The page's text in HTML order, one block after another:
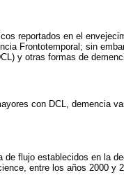
reportados en el
Frontotemporal; sin
y otras formas de
con DCL, demencia
flujo establecidos en la
entre los años 2000 y